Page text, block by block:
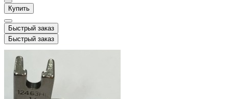
Купить
Быстрый заказ
Быстрый заказ